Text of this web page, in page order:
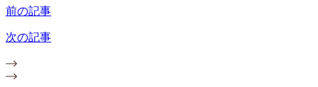
前の記事
次の記事